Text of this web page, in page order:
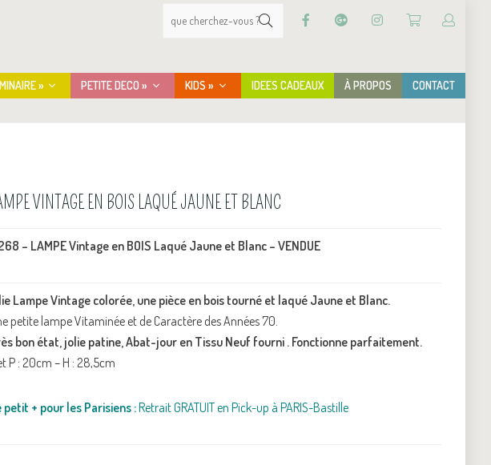
» PETITE DECO » KIDS » IDEES CADEAUX À PROPOS CONTACT
VINTAGE EN BOIS LAQUÉ JAUNE ET BLANC
– LAMPE Vintage en BOIS Laqué Jaune et Blanc – VENDUE
Lampe Vintage colorée, une pièce en bois tourné et laqué Jaune et Blanc.
petite lampe Vitaminée et de Caractère des Années 70.
bon état, jolie patine, Abat-jour en Tissu Neuf fourni . Fonctionne parfaitement.
P : 20cm – H : 28,5cm
petit + pour les Parisiens :Retrait GRATUIT en Pick-up à PARIS-Bastille